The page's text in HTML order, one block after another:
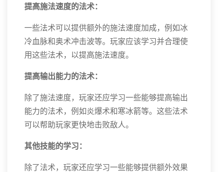
提高施法速度的法术：
一些法术可以提供额外的施法速度加成，例如冰
冷血脉和奥术冲击波等。玩家应该学习并合理使
用这些法术，以提高施法速度。
提高输出能力的法术：
除了施法速度，玩家还应学习一些能够提高输出
能力的法术，例如炎爆术和寒冰箭等。这些法术
可以帮助玩家更快地击败敌人。
其他技能的学习：
除了法术，玩家还应学习一些能够提供额外效果